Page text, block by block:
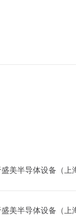
美半导体设备（
美半导体设备（